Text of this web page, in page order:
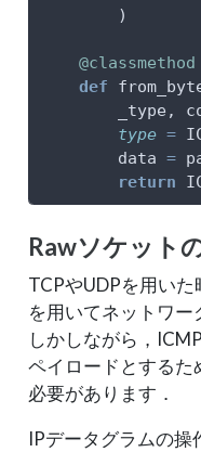
        )
@classmethod
def
_type,
type =
        data
=
return
Rawソケット
TCPやUDPを用い
を用いてネットワー
しかしながら，
ペイロードとするた
必要があります．
IPデータグラムの操